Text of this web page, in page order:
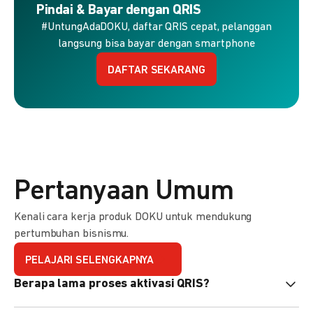
Pindai & Bayar dengan QRIS
#UntungAdaDOKU, daftar QRIS cepat, pelanggan
langsung bisa bayar dengan smartphone
DAFTAR SEKARANG
Pertanyaan Umum
Kenali cara kerja produk DOKU untuk mendukung
pertumbuhan bisnismu.
PELAJARI SELENGKAPNYA
Berapa lama proses aktivasi QRIS?